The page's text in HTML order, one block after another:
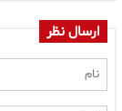
ارسال نظر